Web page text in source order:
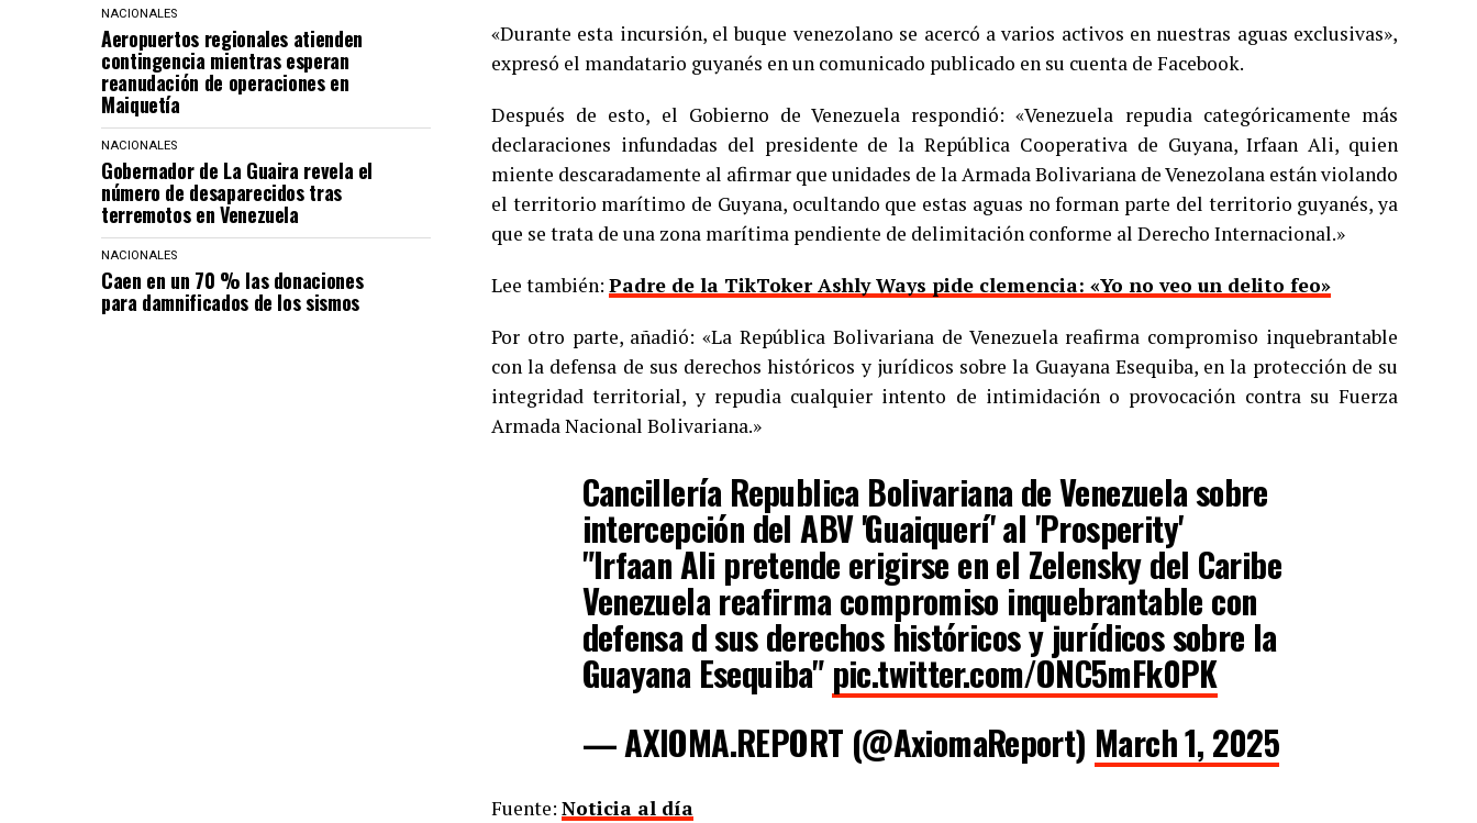
NACIONALES
Aeropuertos regionales atienden
contingencia mientras esperan
reanudación de operaciones en
Maiquetía
NACIONALES
Gobernador de La Guaira revela el
número de desaparecidos tras
terremotos en Venezuela
NACIONALES
Caen en un 70 % las donaciones
para damnificados de los sismos
«Durante esta incursión, el buque venezolano se acercó a varios activos en nuestras aguas exclusivas»,
expresó el mandatario guyanés en un comunicado publicado en su cuenta de Facebook.
Después de esto, el Gobierno de Venezuela respondió: «Venezuela repudia categóricamente más
declaraciones infundadas del presidente de la República Cooperativa de Guyana, Irfaan Ali, quien
miente descaradamente al afirmar que unidades de la Armada Bolivariana de Venezolana están violando
el territorio marítimo de Guyana, ocultando que estas aguas no forman parte del territorio guyanés, ya
que se trata de una zona marítima pendiente de delimitación conforme al Derecho Internacional.»
Lee también: Padre de la TikToker Ashly Ways pide clemencia: «Yo no veo un delito feo»
Por otro parte, añadió: «La República Bolivariana de Venezuela reafirma compromiso inquebrantable
con la defensa de sus derechos históricos y jurídicos sobre la Guayana Esequiba, en la protección de su
integridad territorial, y repudia cualquier intento de intimidación o provocación contra su Fuerza
Armada Nacional Bolivariana.»
Cancillería Republica Bolivariana de Venezuela sobre
intercepción del ABV 'Guaiquerí' al 'Prosperity'
"Irfaan Ali pretende erigirse en el Zelensky del Caribe
Venezuela reafirma compromiso inquebrantable con
defensa d sus derechos históricos y jurídicos sobre la
Guayana Esequiba" pic.twitter.com/ONC5mFk0PK
— AXIOMA.REPORT (@AxiomaReport) March 1, 2025
Fuente: Noticia al día